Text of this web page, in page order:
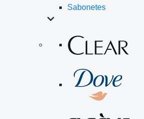
Sabonetes